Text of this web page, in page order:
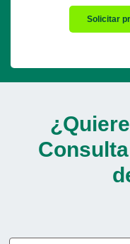
Solicitar